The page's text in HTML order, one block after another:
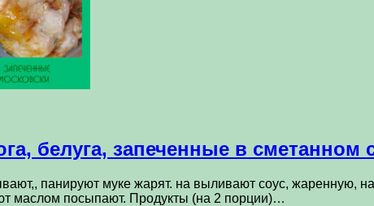
белуга, запеченные в сметанном
панируют муке жарят. на выливают соус, жаренную,
маслом посыпают. Продукты (на 2 порции)…